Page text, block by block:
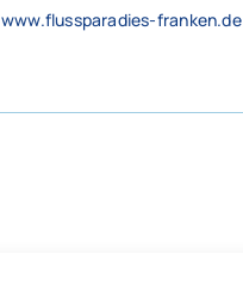
www.flussparadies-franken.de